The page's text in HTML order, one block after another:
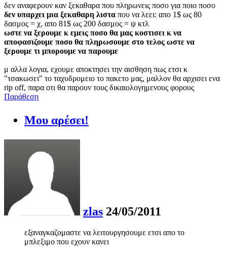
δεν αναφερουν καν ξεκαθαρα που πληρωνεις ποσο για ποιο ποσο
δεν υπαρχει μια ξεκαθαρη λιστα που να λεει: απο 1$ ως 80
δασμος = χ, απο 81$ ως 200 δασμος = ψ κτλ
ωστε να ξερουμε κ εμεις ποσο θα μας κοστισει κ να
αποφασιζουμε ποσο θα πληρωσουμε στο τελος ωστε να
ξερουμε τι μπορουμε να παρουμε
μ αλλα λογια, εχουμε αποκτησει την αισθηση πως ετσι κ
"τσακωσει" το ταχυδρομειο το πακετο μας, μαλλον θα αρχισει ενα
rip off, παρα οτι θα παρουν τους δικαιολογημενους φορους
Παράθεση
Μου αρέσει!
zlas 24/05/2011
εξαναγκαζομαστε να λειτουργησουμε ετσι απο το
μπλεξιμο που εχουν κανει